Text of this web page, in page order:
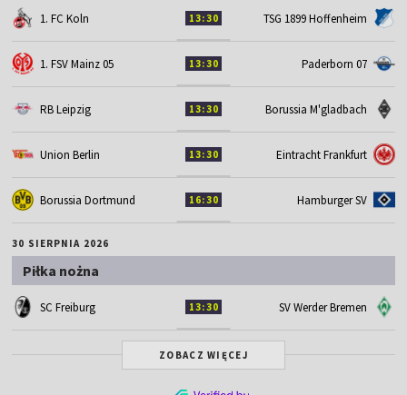
1. FC Koln 13:30 TSG 1899 Hoffenheim
1. FSV Mainz 05 13:30 Paderborn 07
RB Leipzig 13:30 Borussia M'gladbach
Union Berlin 13:30 Eintracht Frankfurt
Borussia Dortmund 16:30 Hamburger SV
30 SIERPNIA 2026
Piłka nożna
SC Freiburg 13:30 SV Werder Bremen
ZOBACZ WIĘCEJ